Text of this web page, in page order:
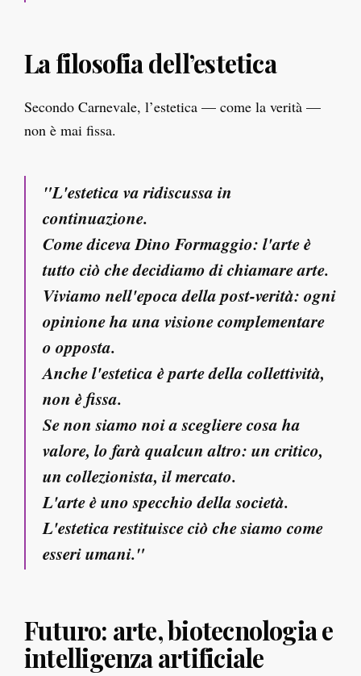
La filosofia dell’estetica
Secondo Carnevale, l’estetica — come la verità —
non è mai fissa.
"L'estetica va ridiscussa in
continuazione.
Come diceva Dino Formaggio: l'arte è
tutto ciò che decidiamo di chiamare arte.
Viviamo nell'epoca della post-verità: ogni
opinione ha una visione complementare
o opposta.
Anche l'estetica è parte della collettività,
non è fissa.
Se non siamo noi a scegliere cosa ha
valore, lo farà qualcun altro: un critico,
un collezionista, il mercato.
L'arte è uno specchio della società.
L'estetica restituisce ciò che siamo come
esseri umani."
Futuro: arte, biotecnologia e
intelligenza artificiale